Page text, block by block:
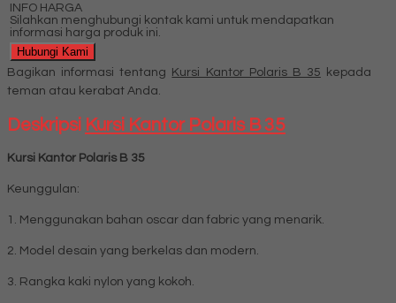
INFO HARGA
Silahkan menghubungi kontak kami untuk mendapatkan
informasi harga produk ini.
Hubungi Kami
Bagikan informasi tentang Kursi Kantor Polaris B 35 kepada
teman atau kerabat Anda.
Deskripsi Kursi Kantor Polaris B 35
Kursi Kantor Polaris B 35
Keunggulan:
1. Menggunakan bahan oscar dan fabric yang menarik.
2. Model desain yang berkelas dan modern.
3. Rangka kaki nylon yang kokoh.